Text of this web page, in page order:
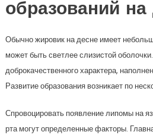
образований на
Обычно жировик на десне имеет
может быть светлее слизистой
доброкачественного характера,
Развитие образования возникает по
Спровоцировать появление липомы на
рта могут определенные факторы.